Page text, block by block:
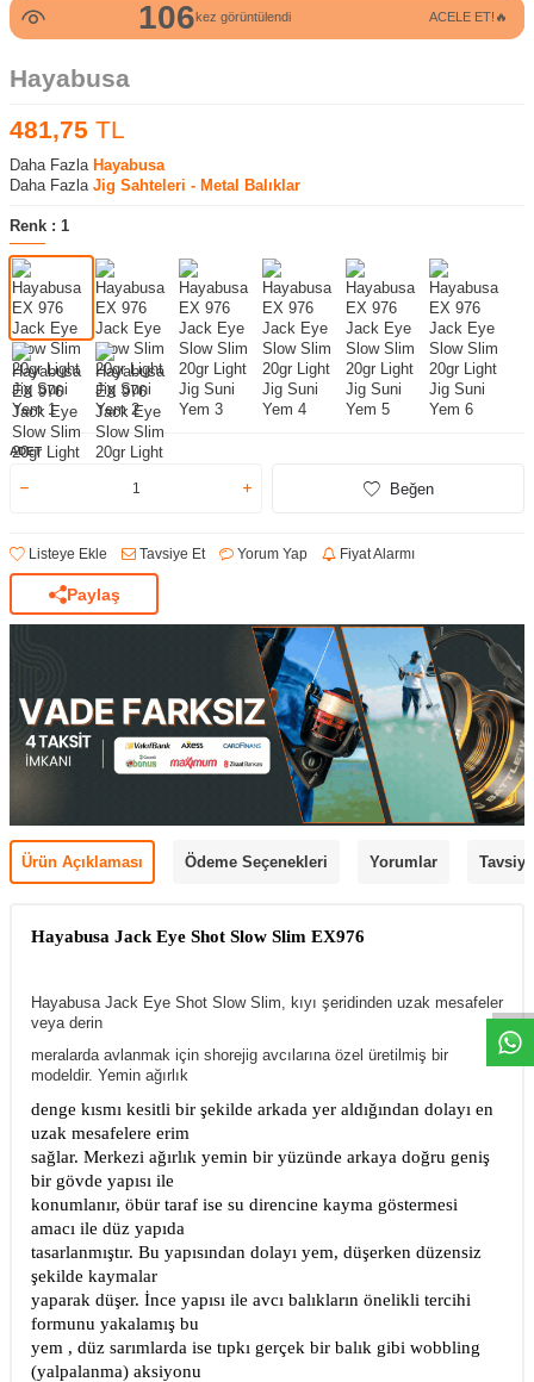
106kez görüntülendi ACELE ET!🔥
Hayabusa
481,75 TL
Daha Fazla Hayabusa
Daha Fazla Jig Sahteleri - Metal Balıklar
Renk : 1
ADET
Beğen
Listeye Ekle Tavsiye Et Yorum Yap Fiyat Alarmı
Paylaş
Ürün Açıklaması Ödeme Seçenekleri Yorumlar
Hayabusa Jack Eye Shot Slow Slim EX976
Hayabusa Jack Eye Shot Slow Slim, kıyı şeridinden uzak mesafeler
veya derin
meralarda avlanmak için shorejig avcılarına özel üretilmiş bir
modeldir. Yemin ağırlık
denge kısmı kesitli bir şekilde arkada yer aldığından dolayı en
uzak mesafelere erim
sağlar. Merkezi ağırlık yemin bir yüzünde arkaya doğru geniş
bir gövde yapısı ile
konumlanır, öbür taraf ise su direncine kayma göstermesi
amacı ile düz yapıda
tasarlanmıştır. Bu yapısından dolayı yem, düşerken düzensiz
şekilde kaymalar
yaparak düşer. İnce yapısı ile avcı balıkların önelikli tercihi
formunu yakalamış bu
yem , düz sarımlarda ise tıpkı gerçek bir balık gibi wobbling
(yalpalanma) aksiyonu